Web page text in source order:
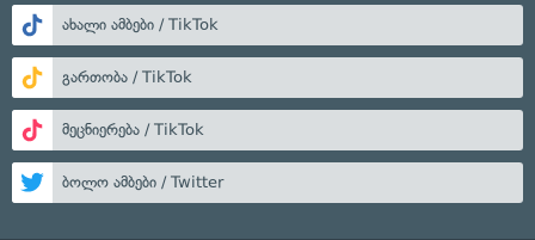
ახალი ამბები / TikTok
გართობა / TikTok
მეცნიერება / TikTok
ბოლო ამბები / Twitter